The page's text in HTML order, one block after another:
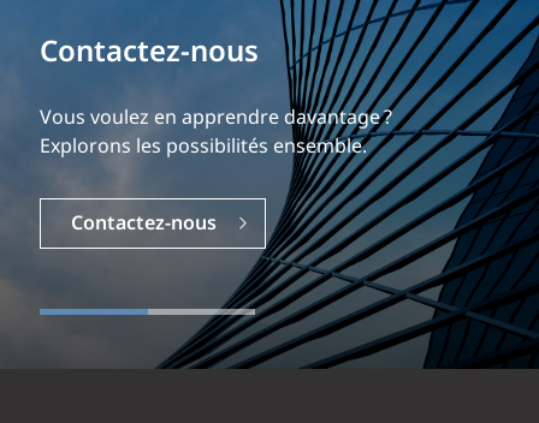
Bâtissez votre carrière
Notre expérience est ce qui nous différencie.
Explorez une carrière dynamique et gratifiante
chez EXP.
Carrières